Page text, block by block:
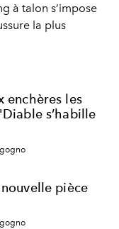
à talon s’impose
la plus
enchères les
s’habille
pièce